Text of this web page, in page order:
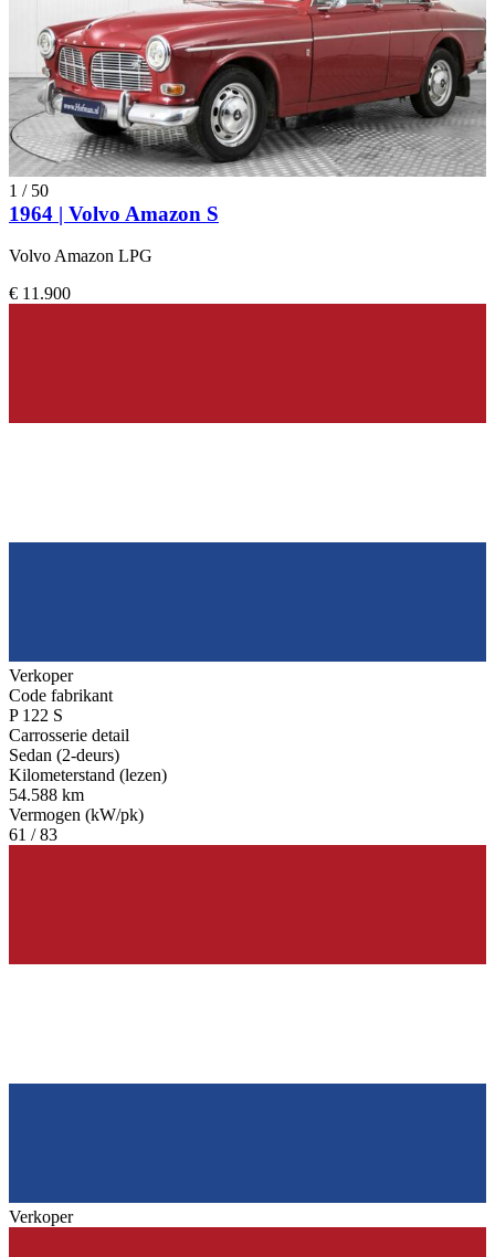
1 / 50
1964 | Volvo Amazon S
Volvo Amazon LPG
€ 11.900
Verkoper
Code fabrikant
P 122 S
Carrosserie detail
Sedan (2-deurs)
Kilometerstand (lezen)
54.588 km
Vermogen (kW/pk)
61 / 83
Verkoper